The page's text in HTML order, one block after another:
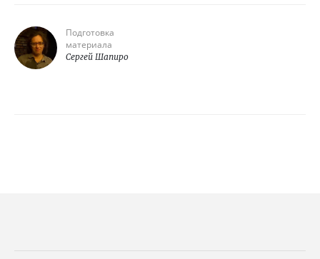
Подготовка
материала
Сергей Шапиро